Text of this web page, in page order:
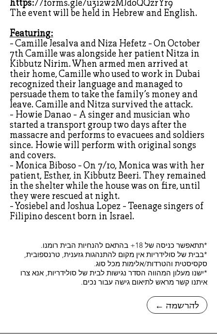
← להרשמה
https://forms.gle/u3i2w2MJdoQQzrYr9
The event will be held in Hebrew and English.
Featuring:
- Camille Jesalva and Niza Hefetz - On October
7th Camille was alongside her patient Nitza in
Kibbutz Nirim. When armed men arrived at
their home, Camille who used to work in Dubai
recognized their language and managed to
persuade them to take the family’s money and
leave. Camille and Nitza survived the attack.
- Howie Danao - A singer and musician who
started a transport group two days after the
massacre and performs to evacuees and soldiers
since. Howie will perform with original songs
and covers.
- Monica Biboso - On 7/10, Monica was with her
patient, Esther, in Kibbutz Beeri. They remained
in the shelter while the house was on fire, until
they were rescued at night.
- Yosiebel and Joshua Lopez - Teenage singers of
Filipino descent born in Israel.
*תתאפשר כניסה של 18+ בהתאם להנחיות הבית רומנו.
*בבית של סולידריות אין מקום להתנהגות גזענית, טרנספובית,
סקסיסטית והטרדות/אלימות מכל סוג.
*ישנו מעלון המהווה הסדר נגישות לבית של סולידריות, אנא צרו
איתנו קשר מראש לתיאום גישה עבור נכים.